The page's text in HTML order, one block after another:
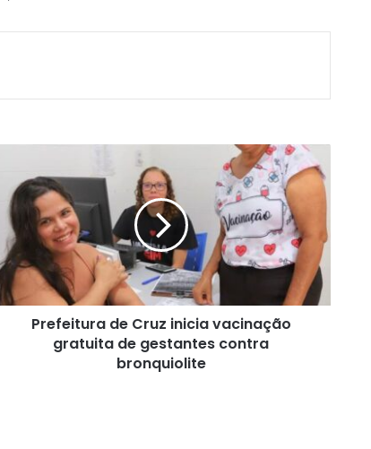
Prefeitura de Cruz inicia vacinação
gratuita de gestantes contra
bronquiolite